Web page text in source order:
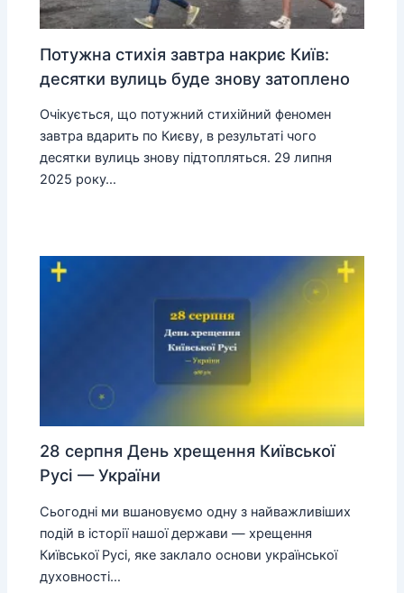
Потужна стихія завтра накриє Київ:
десятки вулиць буде знову затоплено
Очікується, що потужний стихійний феномен
завтра вдарить по Києву, в результаті чого
десятки вулиць знову підтопляться. 29 липня
2025 року…
28 серпня День хрещення Київської
Русі — України
Сьогодні ми вшановуємо одну з найважливіших
подій в історії нашої держави — хрещення
Київської Русі, яке заклало основи української
духовності…